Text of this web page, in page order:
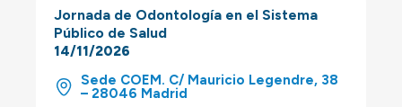
Jornada de Odontología en el Sistema
Público de Salud
14/11/2026
Sede COEM. C/ Mauricio Legendre, 38
– 28046 Madrid